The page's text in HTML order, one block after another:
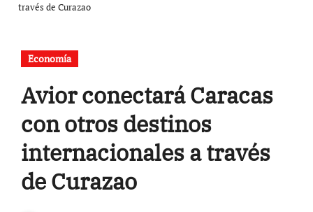
través de Curazao
Economía
Avior conectará Caracas
con otros destinos
internacionales a través
de Curazao